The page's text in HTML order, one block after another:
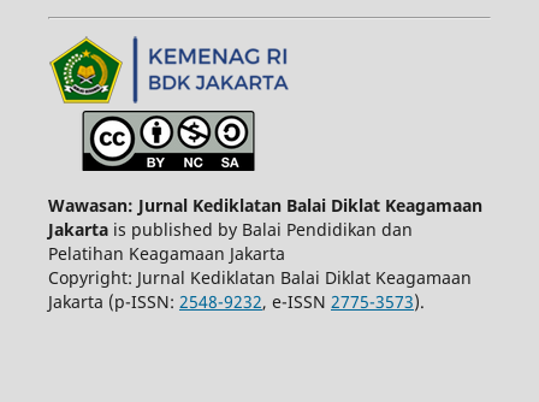
Wawasan: Jurnal Kediklatan Balai Diklat Keagamaan
Jakartais published by Balai Pendidikan dan
Pelatihan Keagamaan Jakarta
Copyright: Jurnal Kediklatan Balai Diklat Keagamaan
Jakarta (p-ISSN: 2548-9232, e-ISSN 2775-3573).